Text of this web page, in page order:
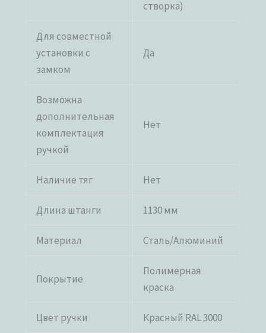
створка)
Для совместной
установки с
замком
Да
Возможна
дополнительная
комплектация
ручкой
Нет
Наличие тяг Нет
Длина штанги 1130 мм
Материал Сталь/Алюминий
Покрытие
Полимерная
краска
Цвет ручки Красный RAL 3000